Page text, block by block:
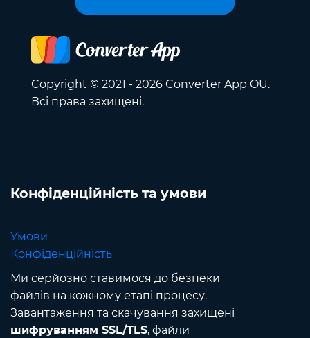
Copyright © 2021 - 2026 Converter App OÜ.
Всі права захищені.
Конфіденційність та умови
Умови
Конфіденційність
Ми серйозно ставимося до безпеки
файлів на кожному етапі процесу.
Завантаження та скачування захищені
шифруванням SSL/TLS, файли